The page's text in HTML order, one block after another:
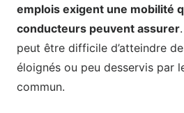
emplois exigent une mobilité
conducteurs peuvent assurer
peut être difficile d’atteindre
éloignés ou peu desservis par
commun.